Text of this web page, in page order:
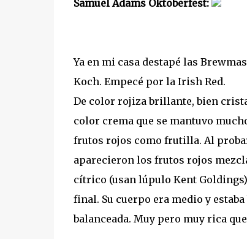
Samuel Adams Oktoberfest:
Ya en mi casa destapé las
Koch. Empecé por la Irish Red.
De color rojiza brillante, bien
color crema que se mantuvo
frutos rojos como frutilla. Al
aparecieron los frutos rojos
cítrico (usan lúpulo Kent
final. Su cuerpo era medio y
balanceada. Muy pero muy rica